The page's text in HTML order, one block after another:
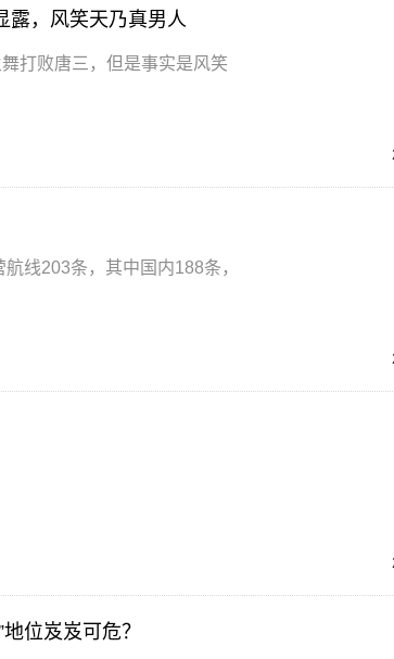
露，风笑天乃真男人
打败唐三，但是事实是风笑
线203条，其中国内188条，
位岌岌可危？